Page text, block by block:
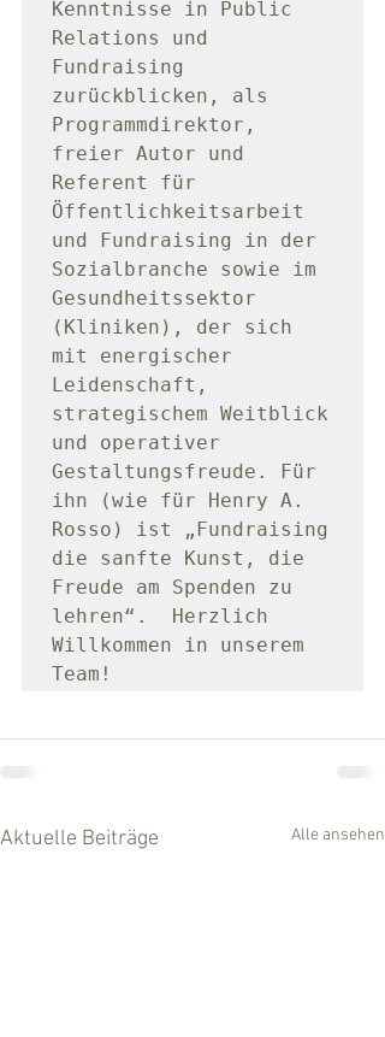
Kenntnisse in Public
Relations und
Fundraising
zurückblicken, als
Programmdirektor,
freier Autor und
Referent für
Öffentlichkeitsarbeit
und Fundraising in der
Sozialbranche sowie im
Gesundheitssektor
(Kliniken), der sich
mit energischer
Leidenschaft,
strategischem Weitblick
und operativer
Gestaltungsfreude. Für
ihn (wie für Henry A.
Rosso) ist „Fundraising
die sanfte Kunst, die
Freude am Spenden zu
lehren“.  Herzlich
Willkommen in unserem
Team!
Aktuelle Beiträge Alle ansehen